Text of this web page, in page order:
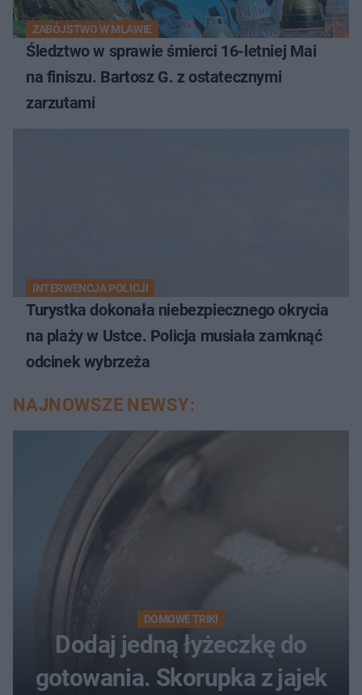
ZABÓJSTWO W MŁAWIE
Śledztwo w sprawie śmierci 16-letniej Mai
na finiszu. Bartosz G. z ostatecznymi
zarzutami
INTERWENCJA POLICJI
Turystka dokonała niebezpiecznego okrycia
na plaży w Ustce. Policja musiała zamknąć
odcinek wybrzeża
NAJNOWSZE NEWSY:
DOMOWE TRIKI
Dodaj jedną łyżeczkę do
gotowania. Skorupka z jajek